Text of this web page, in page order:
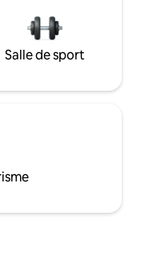
Salle de sport